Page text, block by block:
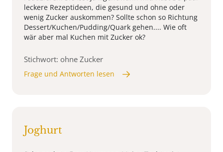
leckere Rezeptideen, die gesund und ohne oder
wenig Zucker auskommen? Sollte schon so Richtung
Dessert/Kuchen/Pudding/Quark gehen.... Wie oft
wär aber mal Kuchen mit Zucker ok?
Stichwort: ohne Zucker
Frage und Antworten lesen
Joghurt